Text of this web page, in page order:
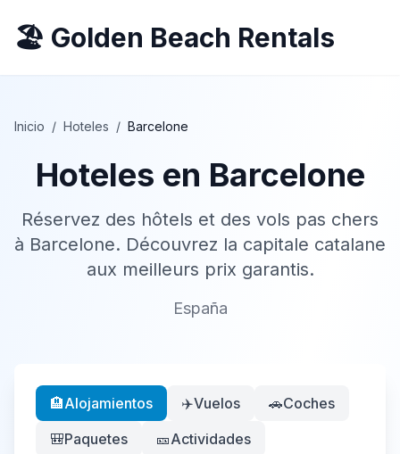
🏖️ Golden Beach Rentals
Inicio / Hoteles / Barcelone
Hoteles en Barcelone
Réservez des hôtels et des vols pas chers
à Barcelone. Découvrez la capitale catalane
aux meilleurs prix garantis.
España
🏨Alojamientos ✈️Vuelos 🚗Coches
🎒Paquetes 🎫Actividades